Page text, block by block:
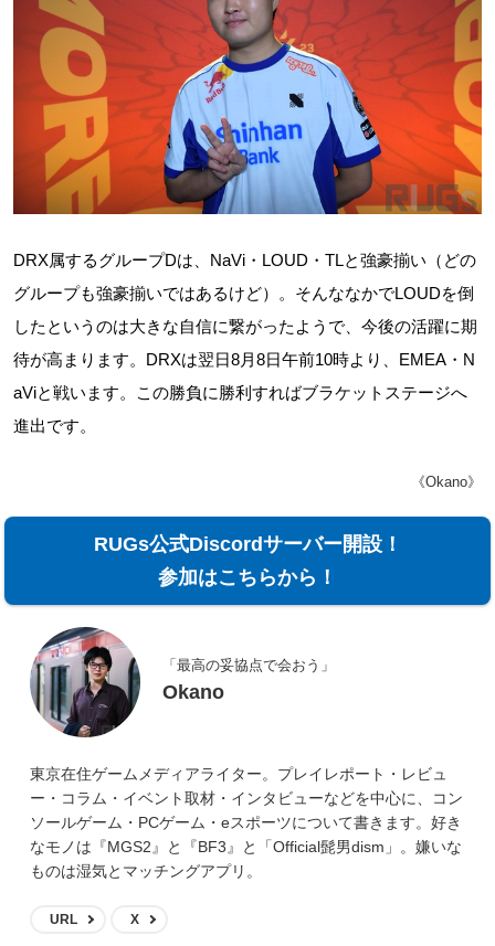
DRX属するグループDは、NaVi・LOUD・TLと強豪揃い（どの
グループも強豪揃いではあるけど）。そんななかでLOUDを倒
したというのは大きな自信に繋がったようで、今後の活躍に期
待が高まります。DRXは翌日8月8日午前10時より、EMEA・N
aViと戦います。この勝負に勝利すればブラケットステージへ
進出です。
《Okano》
RUGs公式Discordサーバー開設！
参加はこちらから！
「最高の妥協点で会おう」
Okano
東京在住ゲームメディアライター。プレイレポート・レビュ
ー・コラム・イベント取材・インタビューなどを中心に、コン
ソールゲーム・PCゲーム・eスポーツについて書きます。好き
なモノは『MGS2』と『BF3』と「Official髭男dism」。嫌いな
ものは湿気とマッチングアプリ。
URL X